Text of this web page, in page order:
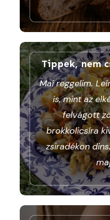
Tippek, nem
Mai reggelim.
is, mint az
felvágott
brokkolicsíra
zsiradékon